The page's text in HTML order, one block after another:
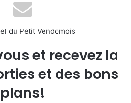
du Petit Vendomois
et recevez la
et des bons
plans!